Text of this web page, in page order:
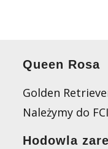
Queen Rosa
Golden
Należymy do
Hodowla